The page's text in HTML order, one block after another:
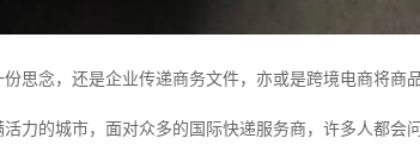
思念，还是企业传递商务文件，亦或是跨境电商将商
力的城市，面对众多的国际快递服务商，许多人都